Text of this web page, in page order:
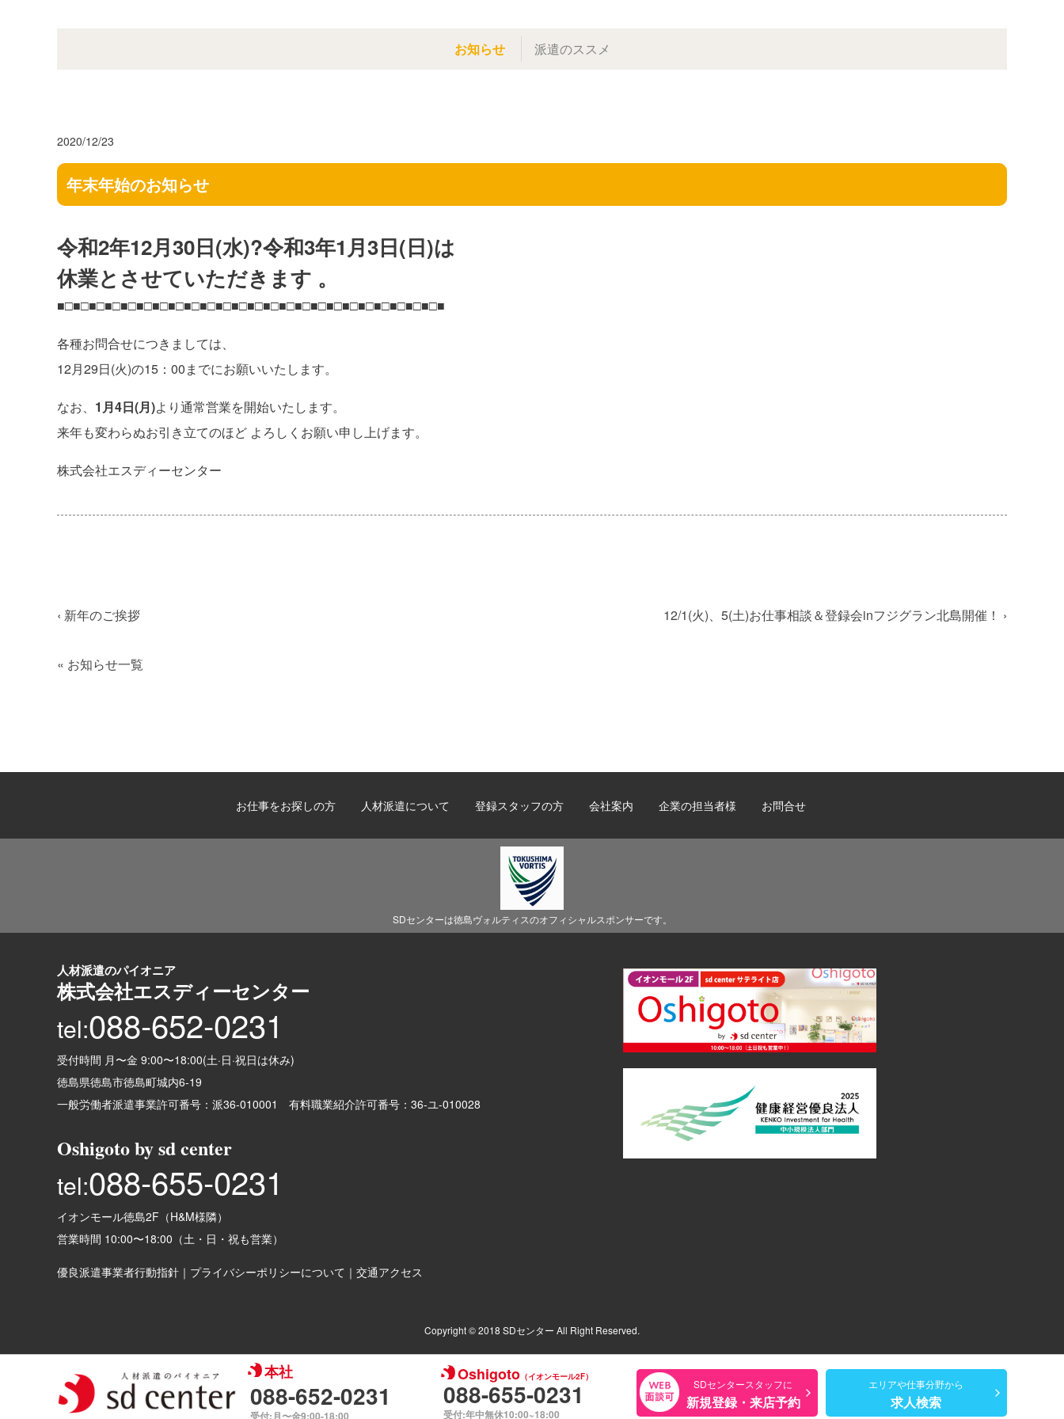
お知らせ 派遣のススメ
2020/12/23
年末年始のお知らせ
令和2年12月30日(水)?令和3年1月3日(日)は
休業とさせていただきます 。
■□■□■□■□■□■□■□■□■□■□■□■□■□■□■□■□■□■□■□■□■□■□■□■□■
各種お問合せにつきましては、
12月29日(火)の15：00までにお願いいたします。
なお、 1月4日(月)より通常営業を開始いたします。
来年も変わらぬお引き立てのほど よろしくお願い申し上げます。
株式会社エスディーセンター
12/1(火)、5(土)お仕事相談＆登録会inフジグラン北島開催！ ›
‹ 新年のご挨拶
« お知らせ一覧
お仕事をお探しの方 人材派遣について 登録スタッフの方 会社案内 企業の担当者様 お問合せ
SDセンターは徳島ヴォルティスのオフィシャルスポンサーです。
人材派遣のパイオニア
株式会社エスディーセンター
tel:088-652-0231
受付時間 月〜金 9:00〜18:00(土·日·祝日は休み)
徳島県徳島市徳島町城内6-19
一般労働者派遣事業許可番号： 派36-010001 有料職業紹介許可番号： 36-ユ-010028
Oshigoto by sd center
tel:088-655-0231
イオンモール徳島2F（H&M様隣）
営業時間 10:00〜18:00（土・日・祝も営業）
優良派遣事業者行動指針 ｜ プライバシーポリシーについて ｜ 交通アクセス
Copyright © 2018 SDセンター All Right Reserved.
本社
088-652-0231
受付:月〜金9:00-18:00
Oshigoto （イオンモール2F）
088-655-0231
受付:年中無休10:00~18:00
SDセンタースタッフに
新規登録・来店予約
エリアや仕事分野から
求人検索